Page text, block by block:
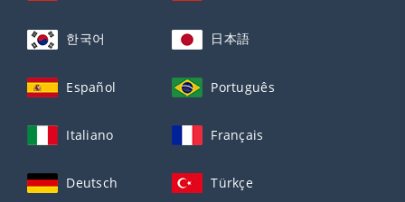
한국어 日本語
Español Português
Italiano Français
Deutsch Türkçe